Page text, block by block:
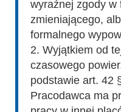
wyraźnej zgody w
zmieniającego,
formalnego
2. Wyjątkiem od
czasowego
podstawie art. 42
Pracodawca ma